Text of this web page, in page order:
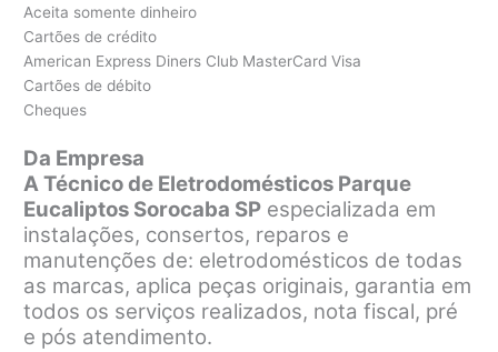
Aceita somente dinheiro
Cartões de crédito
American Express Diners Club MasterCard Visa
Cartões de débito
Cheques
Da Empresa
A Técnico de Eletrodomésticos Parque
Eucaliptos Sorocaba SP especializada em
instalações, consertos, reparos e
manutenções de: eletrodomésticos de todas
as marcas, aplica peças originais, garantia em
todos os serviços realizados, nota fiscal, pré
e pós atendimento.